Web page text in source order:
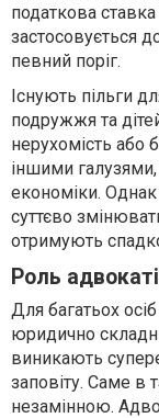
податкова
застосовується
певний поріг.
Існують пільги
подружжя та
нерухомість або
іншими
економіки.
суттєво
отримують
Роль
Для багатьох
юридично
виникають
заповіту. Саме в
незамінною.